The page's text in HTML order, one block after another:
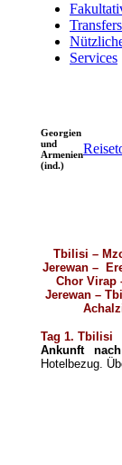
Services
Georgien
und
Armenien
(ind.)
Tbilisi –
Jerewan –
Chor Virap
Jerewan –
Tag 1. Tbilisi
Ankunft
Hotelbezug.